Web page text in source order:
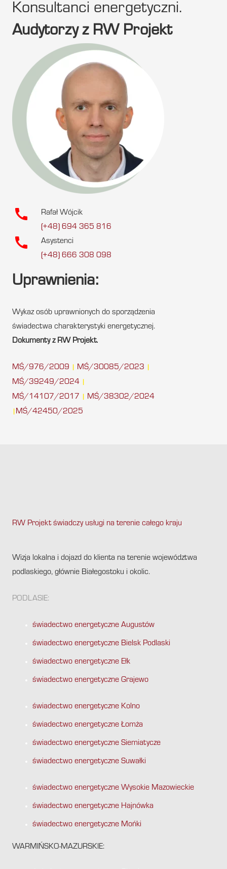
Konsultanci energetyczni.
Audytorzy z RW Projekt
call
Rafał Wójcik
(+48) 694 365 816
call
Asystenci
(+48) 666 308 098
Uprawnienia:
Wykaz osób uprawnionych do sporządzenia
świadectwa charakterystyki energetycznej.
Dokumenty z RW Projekt.
MŚ/976/2009 MŚ/30085/2023
MŚ/39249/2024
MŚ/14107/2017 MŚ/38302/2024
MŚ/42450/2025
RW Projekt świadczy usługi na terenie całego kraju
Wizja lokalna i dojazd do klienta na terenie województwa
podlaskiego, głównie Białegostoku i okolic.
PODLASIE:
świadectwo energetyczne Augustów
świadectwo energetyczne Bielsk Podlaski
świadectwo energetyczne Ełk
świadectwo energetyczne Grajewo
świadectwo energetyczne Kolno
świadectwo energetyczne Łomża
świadectwo energetyczne Siemiatycze
świadectwo energetyczne Suwałki
świadectwo energetyczne Wysokie Mazowieckie
świadectwo energetyczne Hajnówka
świadectwo energetyczne Mońki
WARMIŃSKO-MAZURSKIE: